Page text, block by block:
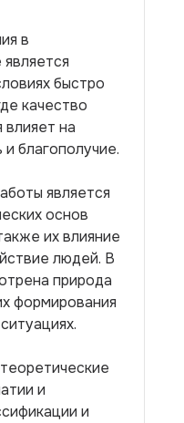
в
быстро
качество
на
благополучие.
является
основ
их влияние
людей. В
природа
формирования
и
и